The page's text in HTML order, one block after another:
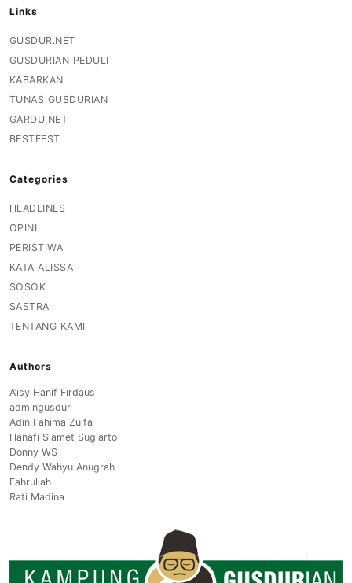
Links
GUSDUR.NET
GUSDURIAN PEDULI
KABARKAN
TUNAS GUSDURIAN
GARDU.NET
BESTFEST
Categories
HEADLINES
OPINI
PERISTIWA
KATA ALISSA
SOSOK
SASTRA
TENTANG KAMI
Authors
A’isy Hanif Firdaus
admingusdur
Adin Fahima Zulfa
Hanafi Slamet Sugiarto
Donny WS
Dendy Wahyu Anugrah
Fahrullah
Rati Madina